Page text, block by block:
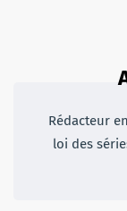
Rédacteur
loi des